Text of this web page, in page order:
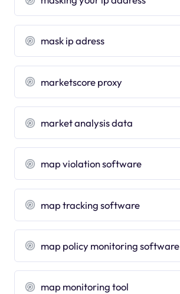
mask ip adress
marketscore proxy
market analysis data
map violation software
map tracking software
map policy monitoring software
map monitoring tool